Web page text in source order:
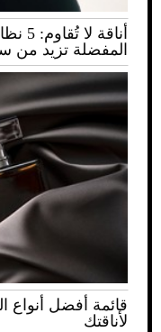
المفضلة تزيد من
قائمة أفضل أنواع
لأناقتك